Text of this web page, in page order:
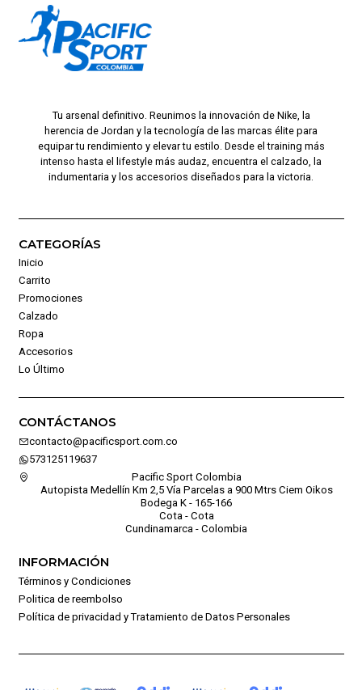
Tu arsenal definitivo. Reunimos la innovación de Nike, la
herencia de Jordan y la tecnología de las marcas élite para
equipar tu rendimiento y elevar tu estilo. Desde el training más
intenso hasta el lifestyle más audaz, encuentra el calzado, la
indumentaria y los accesorios diseñados para la victoria.
CATEGORÍAS
Inicio
Carrito
Promociones
Calzado
Ropa
Accesorios
Lo Último
CONTÁCTANOS
contacto@pacificsport.com.co
573125119637
Pacific Sport Colombia
Autopista Medellín Km 2,5 Vía Parcelas a 900 Mtrs Ciem Oikos
Bodega K - 165-166
Cota - Cota
Cundinamarca - Colombia
INFORMACIÓN
Términos y Condiciones
Politica de reembolso
Política de privacidad y Tratamiento de Datos Personales